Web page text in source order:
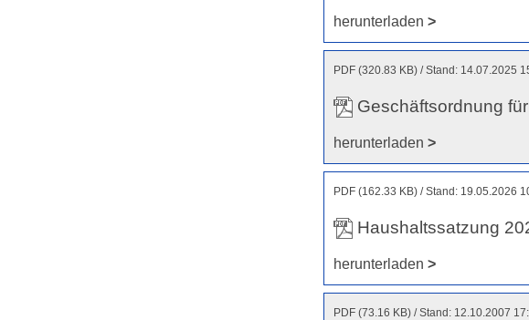
herunterladen >
PDF (320.83 KB) Stand: 14.07.2025
Geschäftsordnung
herunterladen >
PDF (162.33 KB) Stand: 19.05.2026
Haushaltssatzung
herunterladen >
PDF (73.16 KB) Stand: 12.10.2007